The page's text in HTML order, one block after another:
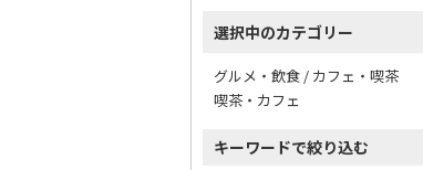
選択中のカテゴリー
グルメ・飲食 / カフェ・喫茶
喫茶・カフェ
キーワードで絞り込む